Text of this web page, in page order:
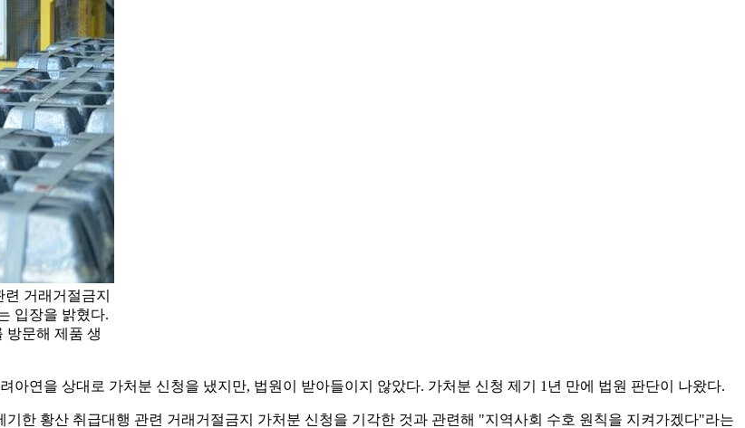
거래거절금지
입장을 밝혔다.
방문해 제품 생
연을 상대로 가처분 신청을 냈지만, 법원이 받아들이지 않았다. 가처분 신청 제기 1년 만에 법원 판단이 나왔다.
한 황산 취급대행 관련 거래거절금지 가처분 신청을 기각한 것과 관련해 "지역사회 수호 원칙을 지켜가겠다"라는